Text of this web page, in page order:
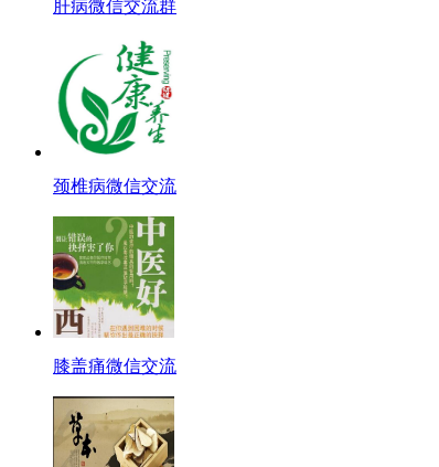
肝病微信交流群
颈椎病微信交流
膝盖痛微信交流